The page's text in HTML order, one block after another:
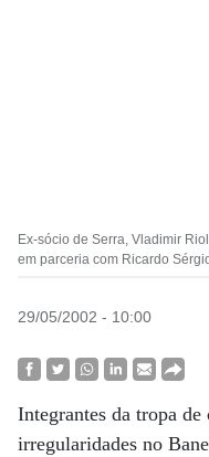
Ex-sócio de Serra, Vladimir
em parceria com Ricardo
29/05/2002 - 10:00
Integrantes da tropa
irregularidades no